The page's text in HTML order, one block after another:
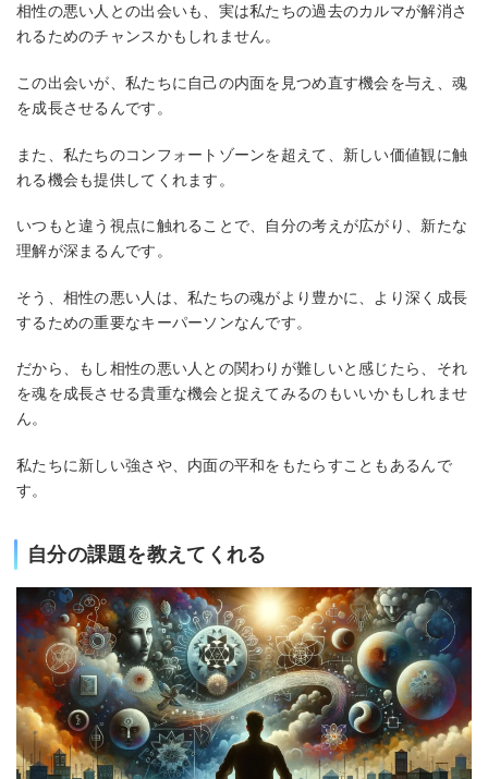
相性の悪い人との出会いも、実は私たちの過去のカルマが解消さ
れるためのチャンスかもしれません。
この出会いが、私たちに自己の内面を見つめ直す機会を与え、魂
を成長させるんです。
また、私たちのコンフォートゾーンを超えて、新しい価値観に触
れる機会も提供してくれます。
いつもと違う視点に触れることで、自分の考えが広がり、新たな
理解が深まるんです。
そう、相性の悪い人は、私たちの魂がより豊かに、より深く成長
するための重要なキーパーソンなんです。
だから、もし相性の悪い人との関わりが難しいと感じたら、それ
を魂を成長させる貴重な機会と捉えてみるのもいいかもしれませ
ん。
私たちに新しい強さや、内面の平和をもたらすこともあるんで
す。
自分の課題を教えてくれる